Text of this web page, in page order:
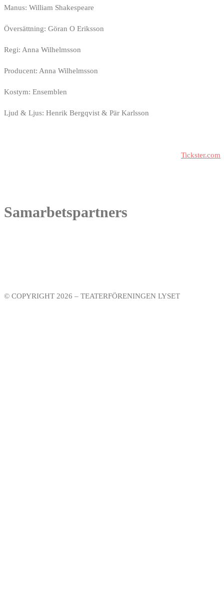
Manus: William Shakespeare
Översättning: Göran O Eriksson
Regi: Anna Wilhelmsson
Producent: Anna Wilhelmsson
Kostym: Ensemblen
Ljud & Ljus: Henrik Bergqvist & Pär Karlsson
Tickster.com
Samarbetspartners
© COPYRIGHT 2026 – TEATERFÖRENINGEN LYSET